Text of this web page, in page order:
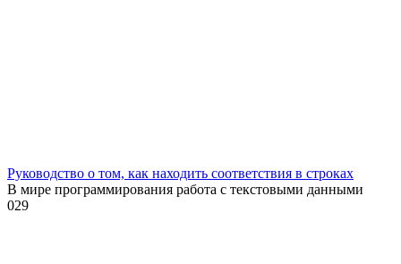
Руководство о том, как находить соответствия в строках
В мире программирования работа с текстовыми данными
029